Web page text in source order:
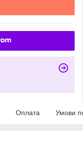
Оплата Умови